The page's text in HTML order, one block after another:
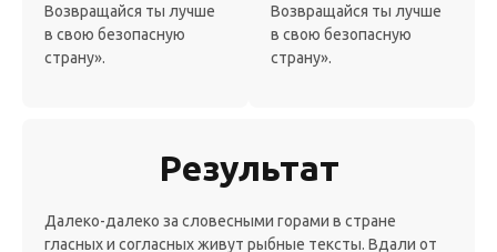
Возвращайся ты лучше
в свою безопасную
страну».
Возвращайся ты лучше
в свою безопасную
страну».
Результат
Далеко-далеко за словесными горами в стране
гласных и согласных живут рыбные тексты. Вдали от